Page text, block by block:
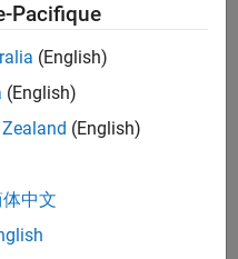
Pacifique
(English)
(English)
(English)
中文